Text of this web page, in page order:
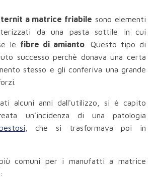
a matrice friabile sono elementi
da una pasta sottile in cui
le fibre di amianto . Questo tipo di
successo perchè donava una certa
stesso e gli conferiva una grande
alcuni anni dall'utilizzo, si è capito
un’incidenza di una patologia
, che si trasformava poi in
comuni per i manufatti a matrice